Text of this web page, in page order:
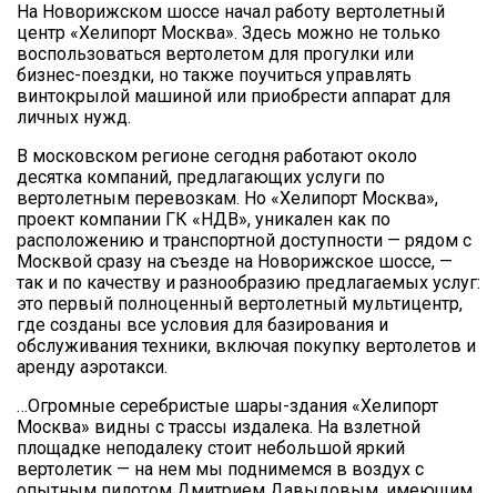
На Новорижском шоссе начал работу вертолетный
центр «Хелипорт Москва». Здесь можно не только
воспользоваться вертолетом для прогулки или
бизнес-поездки, но также поучиться управлять
винтокрылой машиной или приобрести аппарат для
личных нужд.
В московском регионе сегодня работают около
десятка компаний, предлагающих услуги по
вертолетным перевозкам. Но «Хелипорт Москва»,
проект компании ГК «НДВ», уникален как по
расположению и транспортной доступности — рядом с
Москвой сразу на съезде на Новорижское шоссе, —
так и по качеству и разнообразию предлагаемых услуг:
это первый полноценный вертолетный мультицентр,
где созданы все условия для базирования и
обслуживания техники, включая покупку вертолетов и
аренду аэротакси.
…Огромные серебристые шары-здания «Хелипорт
Москва» видны с трассы издалека. На взлетной
площадке неподалеку стоит небольшой яркий
вертолетик — на нем мы поднимемся в воздух с